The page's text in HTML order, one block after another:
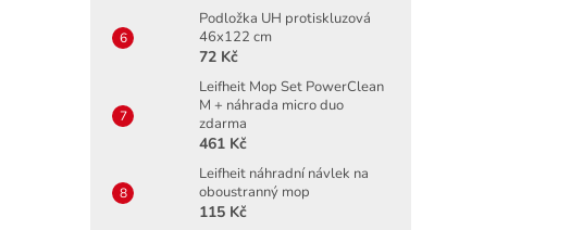
Podložka UH protiskluzová
46x122 cm
72 Kč
Leifheit Mop Set PowerClean
M + náhrada micro duo
zdarma
461 Kč
Leifheit náhradní návlek na
oboustranný mop
115 Kč